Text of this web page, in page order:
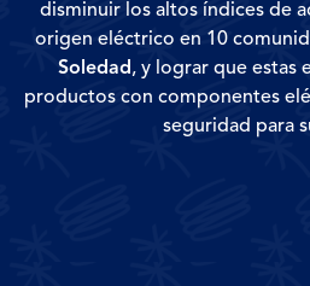
disminuir los altos índices de
origen eléctrico en 10
Soledad, y lograr que estas
productos con componentes
seguridad para